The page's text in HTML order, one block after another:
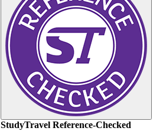
StudyTravel Reference-Checked